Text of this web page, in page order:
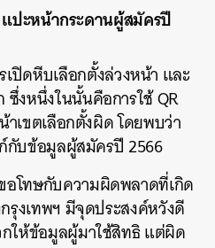
ปะหน้ากระดานผู้สมัครปี
ปิดหีบเลือกตั้งล่วงหน้า และ
งหนึ่งในนั้นคือการใช้ QR
เขตเลือกตั้งผิด โดยพบว่า
กับข้อมูลผู้สมัครปี 2566
อโทษกับความผิดพลาดที่เกิด
งเทพฯ มีจุดประสงค์หวังดี
ให้ข้อมูลผู้มาใช้สิทธิ แต่ผิด